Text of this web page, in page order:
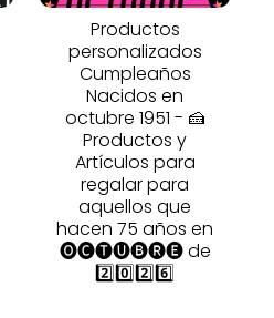
Productos
personalizados
Cumpleaños
Nacidos en
octubre 1951 - 🍰
Productos y
Artículos para
regalar para
aquellos que
hacen 75 años en
🅞🅒🅣🅤🅑🅡🅔 de
2️⃣0️⃣2️⃣6️⃣